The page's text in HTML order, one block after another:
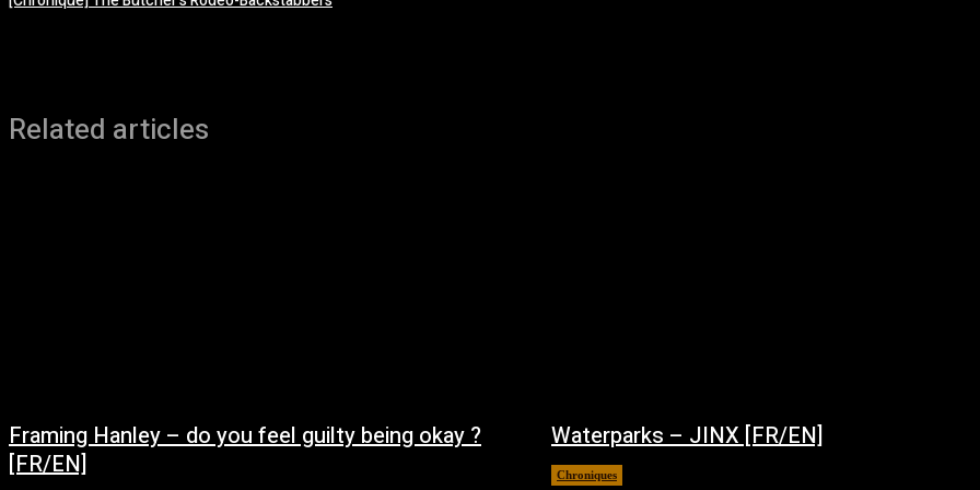
Related articles
Framing Hanley – do you feel guilty being okay ?
[FR/EN]
Waterparks – JINX [FR/EN]
Chroniques